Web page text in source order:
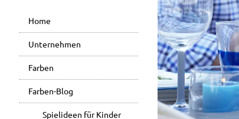
Home
Unternehmen
Farben
Farben-Blog
Spielideen für Kinder